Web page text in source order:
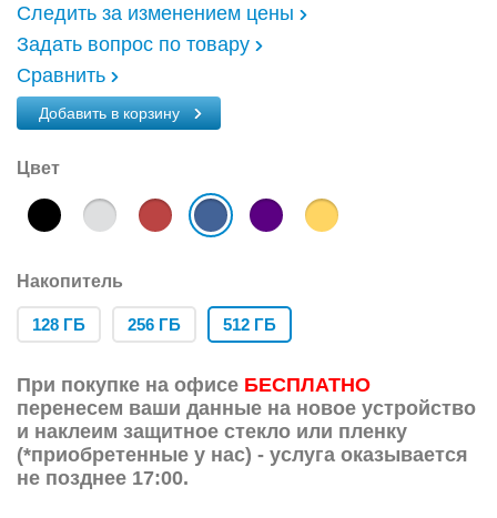
Следить за изменением цены
Задать вопрос по товару
Сравнить
Добавить в корзину
Цвет
Накопитель
128 ГБ 256 ГБ 512 ГБ
При покупке на офисе БЕСПЛАТНО
перенесем ваши данные на новое устройство
и наклеим защитное стекло или пленку
(*приобретенные у нас) - услуга оказывается
не позднее 17:00.